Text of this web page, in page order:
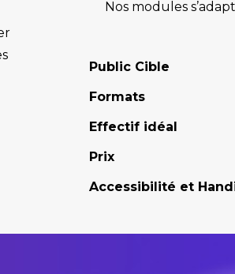
Nos modules
Public Cible
Formats
Effectif idéal
Prix
Accessibilité et